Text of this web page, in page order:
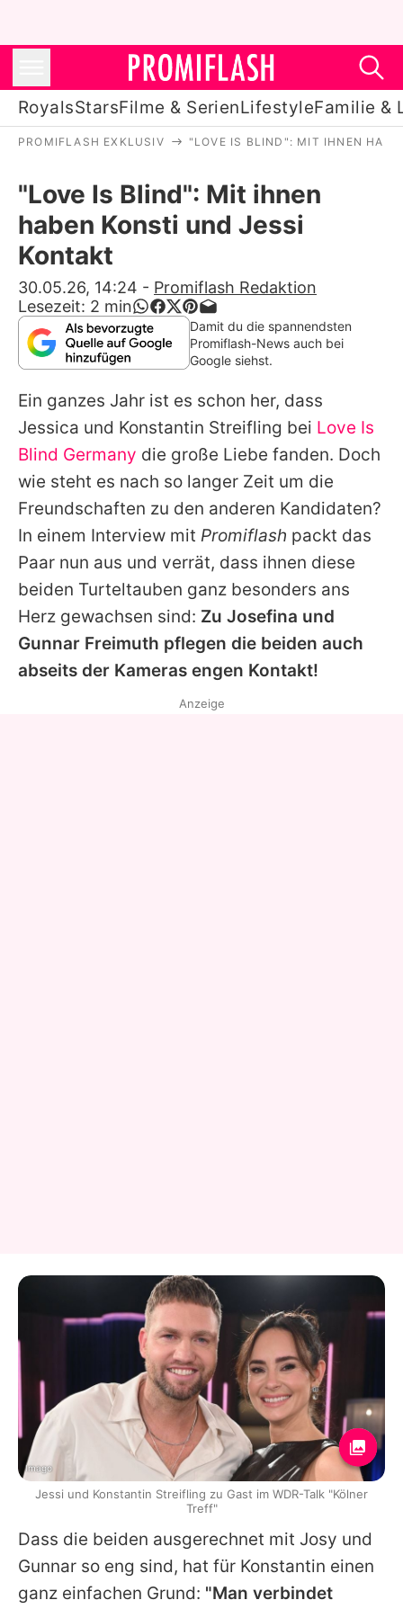
RoyalsStarsFilme & SerienLifestyleFamilie &
Stars
Filme & Serien
Lifestyle
Familie & Liebe
Promiflash Exklusiv
Alle Themen auf Promiflash
Jobs
App runterladen
Team
Redaktionelle Richtlinien
Impressum
Datenschutzerklärung
Nutzungsbedingungen
PROMIFLASH EXKLUSIV "LOVE IS BLIND": MIT IHNEN
"Love Is Blind": Mit ihnen
haben Konsti und Jessi
Kontakt
30.05.26, 14:24 - Promiflash Redaktion
Lesezeit: 2 min
Damit du die spannendsten
Promiflash-News auch bei
Google siehst.
Ein ganzes Jahr ist es schon her, dass
Jessica und Konstantin Streifling bei Love Is
Blind Germany die große Liebe fanden. Doch
wie steht es nach so langer Zeit um die
Freundschaften zu den anderen Kandidaten?
In einem Interview mit Promiflash packt das
Paar nun aus und verrät, dass ihnen diese
beiden Turteltauben ganz besonders ans
Herz gewachsen sind: Zu Josefina und
Gunnar Freimuth pflegen die beiden auch
abseits der Kameras engen Kontakt!
Dass die beiden ausgerechnet mit Josy und
Gunnar so eng sind, hat für Konstantin einen
ganz einfachen Grund: "Man verbindet
Anzeige
Imago
Jessi und Konstantin Streifling zu Gast im WDR-Talk "Kölner
Treff"